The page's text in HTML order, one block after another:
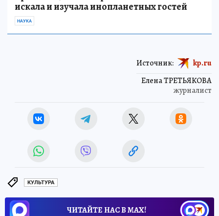
искала и изучала инопланетных гостей
НАУКА
Елена ТРЕТЬЯКОВА
журналист
Источник: kp.ru
КУЛЬТУРА
ЧИТАЙТЕ НАС В МАХ!